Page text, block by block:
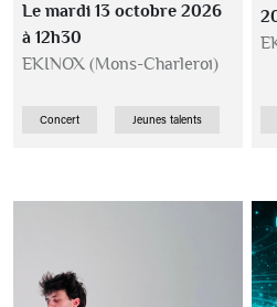
Le mardi 13 octobre 2026
à 12h30
EKINOX (Mons-Charleroi)
Concert Jeunes talents